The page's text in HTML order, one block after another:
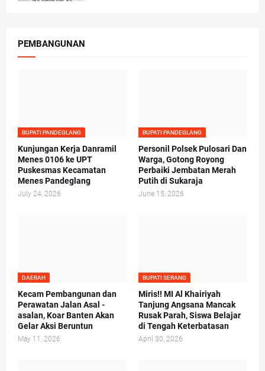
PEMBANGUNAN
BUPATI PANDEGLANG
Kunjungan Kerja Danramil
Menes 0106 ke UPT
Puskesmas Kecamatan
Menes Pandeglang
July 24, 2026
BUPATI PANDEGLANG
Personil Polsek Pulosari Dan
Warga, Gotong Royong
Perbaiki Jembatan Merah
Putih di Sukaraja
June 15, 2026
DAERAH
Kecam Pembangunan dan
Perawatan Jalan Asal -
asalan, Koar Banten Akan
Gelar Aksi Beruntun
May 11, 2026
BUPATI SERANG
Miris!! MI Al Khairiyah
Tanjung Angsana Mancak
Rusak Parah, Siswa Belajar
di Tengah Keterbatasan
April 30, 2026